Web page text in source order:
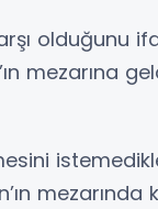
olduğunu
mezarına
mezarında